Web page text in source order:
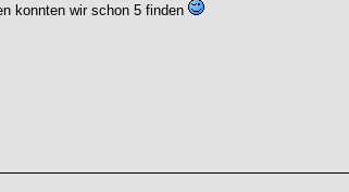
konnten wir schon 5 finden